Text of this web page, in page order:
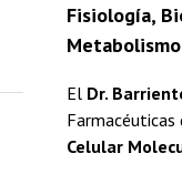
Fisiología,
El Dr.
Celular